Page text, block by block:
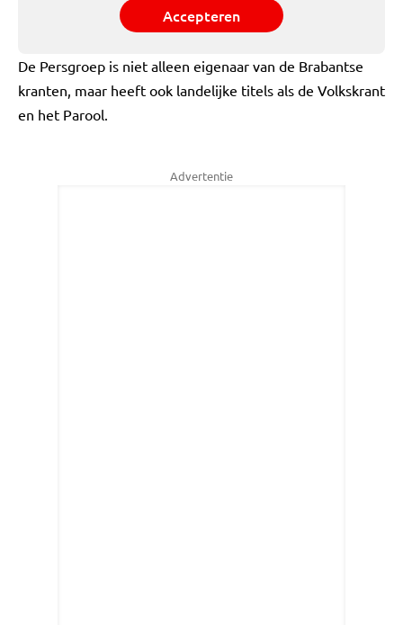
Accepteren
De Persgroep is niet alleen eigenaar van de Brabantse
kranten, maar heeft ook landelijke titels als de Volkskrant
en het Parool.
Advertentie